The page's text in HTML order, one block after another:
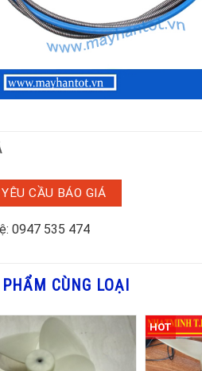
YÊU CẦU BÁO GIÁ
0947 535 474
CÙNG LOẠI
HOT